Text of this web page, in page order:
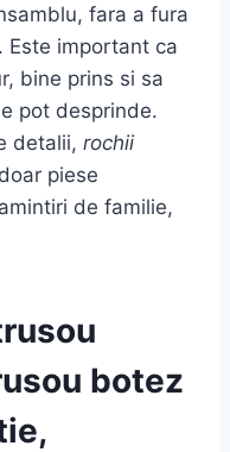
fara a fura
Este important ca
bine prins si sa
pot desprinde.
detalii, rochii
piese
de familie,
botez